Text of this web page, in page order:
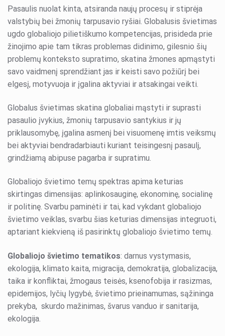
Pasaulis nuolat kinta, atsiranda naujų procesų ir stiprėja
valstybių bei žmonių tarpusavio ryšiai. Globalusis švietimas
ugdo globaliojo pilietiškumo kompetencijas, prisideda prie
žinojimo apie tam tikras problemas didinimo, gilesnio šių
problemų konteksto supratimo, skatina žmones apmąstyti
savo vaidmenį sprendžiant jas ir keisti savo požiūrį bei
elgesį, motyvuoja ir įgalina aktyviai ir atsakingai veikti.
Globalus švietimas skatina globaliai mąstyti ir suprasti
pasaulio įvykius, žmonių tarpusavio santykius ir jų
priklausomybę, įgalina asmenį bei visuomenę imtis veiksmų
bei aktyviai bendradarbiauti kuriant teisingesnį pasaulį,
grindžiamą abipuse pagarba ir supratimu.
Globaliojo švietimo temų spektras apima keturias
skirtingas dimensijas: aplinkosauginę, ekonominę, socialinę
ir politinę. Svarbu paminėti ir tai, kad vykdant globaliojo
švietimo veiklas, svarbu šias keturias dimensijas integruoti,
aptariant kiekvieną iš pasirinktų globaliojo švietimo temų.
Globaliojo švietimo tematikos: darnus vystymasis,
ekologija, klimato kaita, migracija, demokratija, globalizacija,
taika ir konfliktai, žmogaus teisės, ksenofobija ir rasizmas,
epidemijos, lyčių lygybė, švietimo prieinamumas, sąžininga
prekyba, skurdo mažinimas, švarus vanduo ir sanitarija,
ekologija.